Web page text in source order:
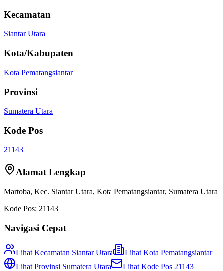
Kecamatan
Siantar Utara
Kota/Kabupaten
Kota Pematangsiantar
Provinsi
Sumatera Utara
Kode Pos
21143
Alamat Lengkap
Martoba, Kec. Siantar Utara, Kota Pematangsiantar, Sumatera Utara
Kode Pos: 21143
Navigasi Cepat
Lihat Kecamatan Siantar Utara Lihat Kota Pematangsiantar
Lihat Provinsi Sumatera Utara Lihat Kode Pos 21143